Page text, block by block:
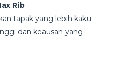
Rib
tapak yang lebih kaku
dan keausan yang